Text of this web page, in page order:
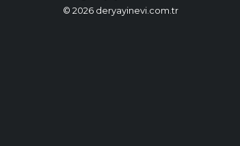
© 2026 deryayinevi.com.tr